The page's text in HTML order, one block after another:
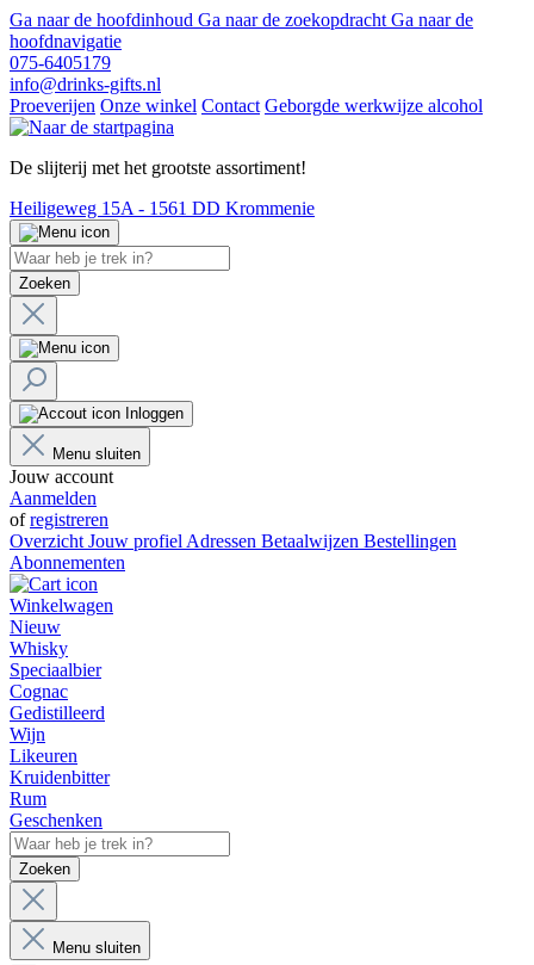
Ga naar de hoofdinhoud Ga naar de zoekopdracht Ga naar de
hoofdnavigatie
075-6405179
info@drinks-gifts.nl
Proeverijen Onze winkel Contact Geborgde werkwijze alcohol
De slijterij met het grootste assortiment!
Heiligeweg 15A - 1561 DD Krommenie
Zoeken
Inloggen
Menu sluiten
Jouw account
Aanmelden
ofregistreren
Overzicht Jouw profiel Adressen Betaalwijzen Bestellingen
Abonnementen
Winkelwagen
Nieuw
Whisky
Speciaalbier
Cognac
Gedistilleerd
Wijn
Likeuren
Kruidenbitter
Rum
Geschenken
Zoeken
Menu sluiten